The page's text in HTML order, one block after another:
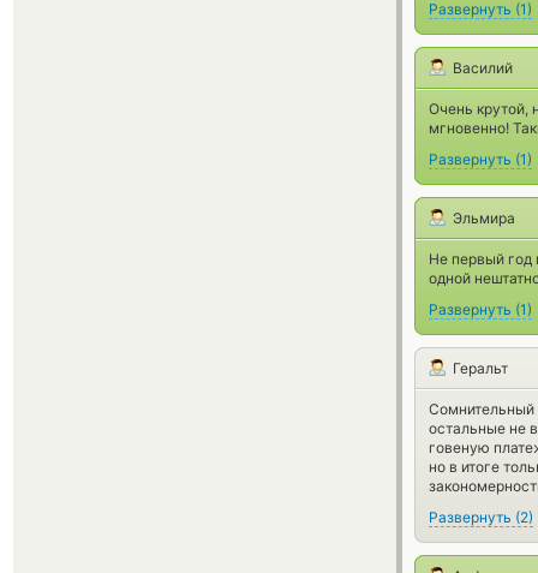
Развернуть (1)
Василий
Очень крутой,
мгновенно!
Развернуть (1)
Эльмира
Не первый год
одной
Развернуть (1)
Геральт
Сомнительный
остальные не
говеную
но в итоге
Развернуть (2)